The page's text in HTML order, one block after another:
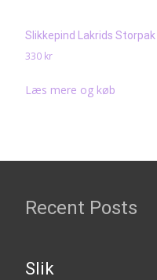
Slikkepind Lakrids Storpak
330 kr
Læs mere og køb
Recent Posts
Slik